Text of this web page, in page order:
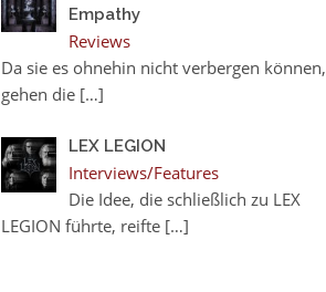
Empathy
Reviews
Da sie es ohnehin nicht verbergen können,
gehen die […]
LEX LEGION
Interviews/Features
Die Idee, die schließlich zu LEX
LEGION führte, reifte […]